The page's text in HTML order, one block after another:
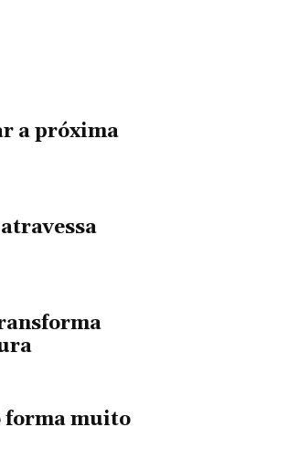
a próxima
forma muito